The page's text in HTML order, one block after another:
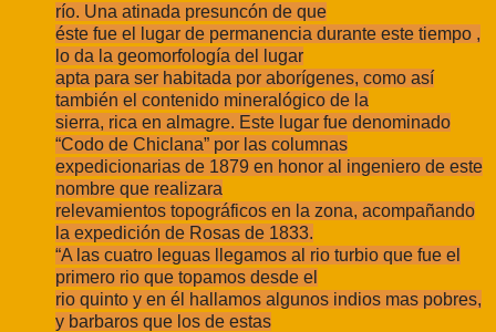
río. Una atinada presuncón de que
éste fue el lugar de permanencia durante este tiempo ,
lo da la geomorfología del lugar
apta para ser habitada por aborígenes, como así
también el contenido mineralógico de la
sierra, rica en almagre. Este lugar fue denominado
“Codo de Chiclana” por las columnas
expedicionarias de 1879 en honor al ingeniero de este
nombre que realizara
relevamientos topográficos en la zona, acompañando
la expedición de Rosas de 1833.
“A las cuatro leguas llegamos al rio turbio que fue el
primero rio que topamos desde el
rio quinto y en él hallamos algunos indios mas pobres,
y barbaros que los de estas